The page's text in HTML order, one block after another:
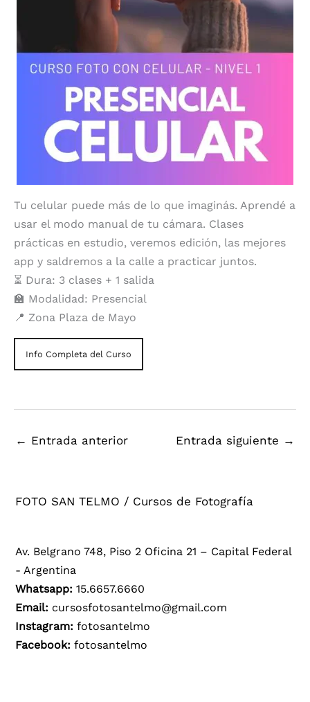
Tu celular puede más de lo que imaginás. Aprendé a
usar el modo manual de tu cámara. Clases
prácticas en estudio, veremos edición, las mejores
app y saldremos a la calle a practicar juntos.
⏳ Dura: 3 clases + 1 salida
🏫 Modalidad: Presencial
📍 Zona Plaza de Mayo
Info Completa del Curso
← Entrada anterior Entrada siguiente →
FOTO SAN TELMO / Cursos de Fotografía
Av. Belgrano 748, Piso 2 Oficina 21 – Capital Federal
- Argentina
Whatsapp:15.6657.6660
Email: cursosfotosantelmo@gmail.com
Instagram: fotosantelmo
Facebook: fotosantelmo